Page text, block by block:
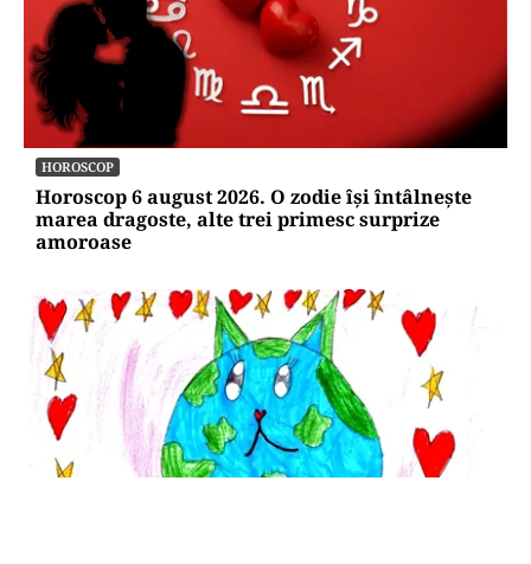
HOROSCOP
Horoscop 6 august 2026. O zodie își întâlnește
marea dragoste, alte trei primesc surprize
amoroase